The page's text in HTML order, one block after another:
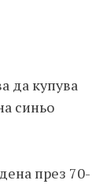
да купува
синьо
през 70-